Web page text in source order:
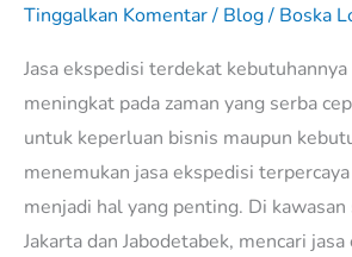
Tinggalkan Komentar/ Blog/ Boska
Jasa ekspedisi terdekat kebutuhannya
meningkat pada zaman yang serba
untuk keperluan bisnis maupun
menemukan jasa ekspedisi
menjadi hal yang penting. Di
Jakarta dan Jabodetabek, mencari